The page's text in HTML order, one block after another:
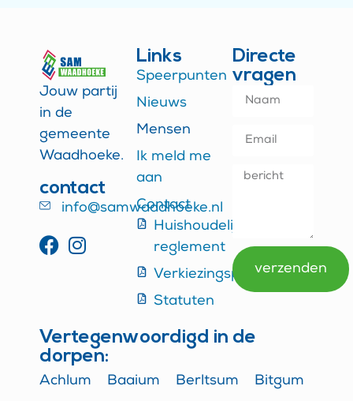
Jouw partij
in de
gemeente
Waadhoeke.
contact
info@samwaadhoeke.nl
Links
Speerpunten
Nieuws
Mensen
Ik meld me
aan
Contact
Huishoudelijk
reglement
Verkiezingsprogramma
Statuten
Directe
vragen
verzenden
Vertegenwoordigd in de
dorpen:
Achlum Baaium Berltsum Bitgum